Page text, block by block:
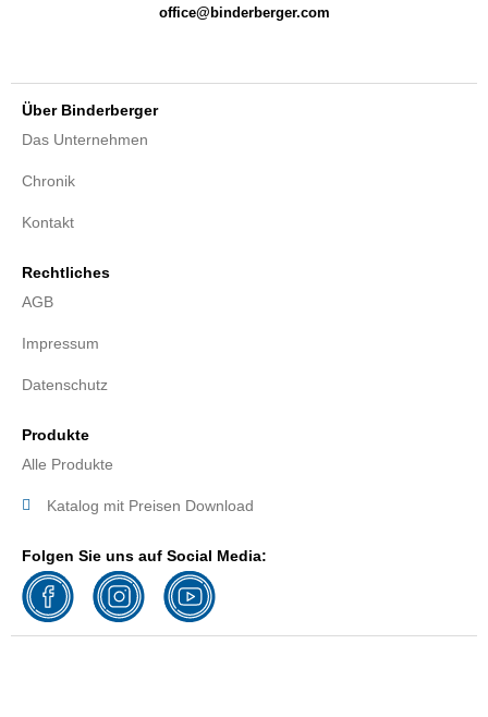
office@binderberger.com
Über Binderberger
Das Unternehmen
Chronik
Kontakt
Rechtliches
AGB
Impressum
Datenschutz
Produkte
Alle Produkte
Katalog mit Preisen Download
Folgen Sie uns auf Social Media: